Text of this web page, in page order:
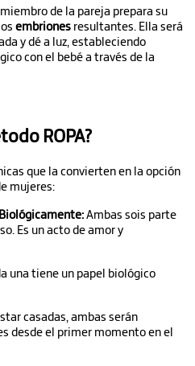
de la pareja prepara su
embriones resultantes. Ella será
y dé a luz, estableciendo
con el bebé a través de la
ROPA?
que la convierten en la opción
mujeres:
Ambas sois parte
Es un acto de amor y
una tiene un papel biológico
casadas, ambas serán
desde el primer momento en el